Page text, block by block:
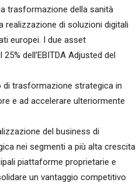
trasformazione della sanità
realizzazione di soluzioni digitali
europei. I due asset
dell’EBITDA Adjusted del
di trasformazione strategica in
e ad accelerare ulteriormente
del business di
nei segmenti a più alta crescita
piattaforme proprietarie e
un vantaggio competitivo